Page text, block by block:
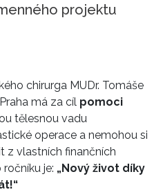
projektu
chirurga MUDr. Tomáše
má za cíl pomoci
tělesnou vadu
operace a nemohou si
z vlastních finančních
je: „Nový život díky